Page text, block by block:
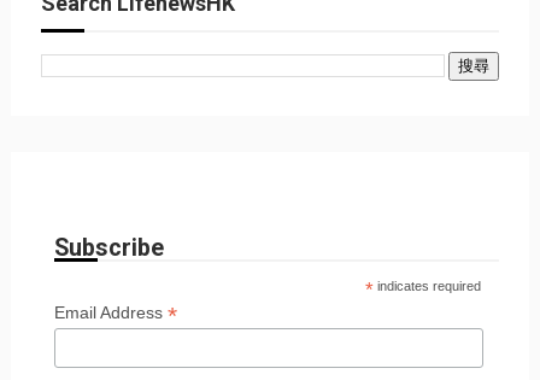
Subscribe
* indicates required
Email Address*